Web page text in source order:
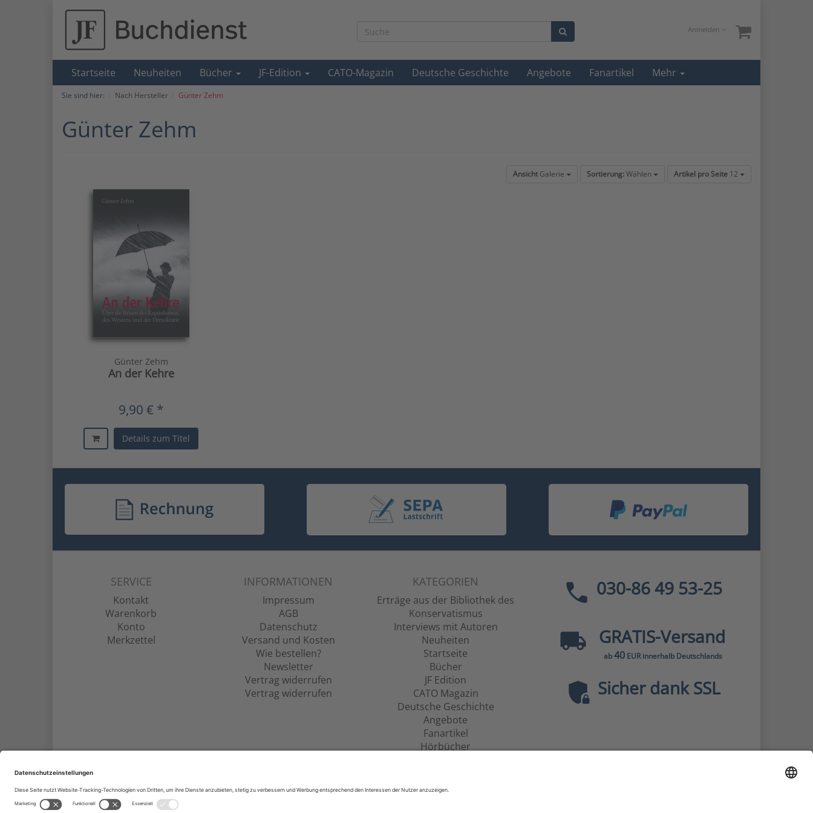
Anmelden
Startseite Neuheiten Bücher JF-Edition CATO-Magazin Deutsche Geschichte Angebote Fanartikel Mehr
Sie sind hier: Nach Hersteller Günter Zehm
Günter Zehm
AnsichtGalerie Sortierung:Wählen Artikel pro Seite 12
Günter Zehm
An der Kehre
9,90 € *
Details zum Titel
SERVICE
Kontakt
Warenkorb
Konto
Merkzettel
INFORMATIONEN
Impressum
AGB
Datenschutz
Versand und Kosten
Wie bestellen?
Newsletter
Vertrag widerrufen
Vertrag widerrufen
KATEGORIEN
Erträge aus der Bibliothek des
Konservatismus
Interviews mit Autoren
Neuheiten
Startseite
Bücher
JF Edition
CATO Magazin
Deutsche Geschichte
Angebote
Fanartikel
Hörbücher
030-86 49 53-25
GRATIS-Versand
ab40EUR innerhalb Deutschlands
Sicher dank SSL